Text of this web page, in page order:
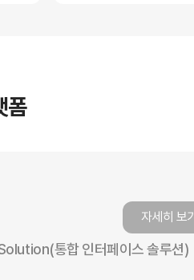
폼
통합 인터페이스 솔루션)
자세히 보기